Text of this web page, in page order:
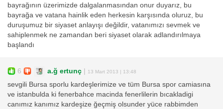
bayrağının üzerimizde dalgalanmasından onur duyarız, bu
bayrağa ve vatana hainlik eden herkesin karşısında oluruz, bu
duruşumuz bir siyaset anlayışı değildir, vatanımızı sevmek ve
sahiplenmek ne zamandan beri siyaset olarak adlandırılmaya
başlandı
6 a.ğ ertunç 13 Mart 2013 | 13:48
sevgili Bursa sporlu kardeşlerimize ve tüm Bursa spor camiasına
ve istanbulda ki fenerbahce macinda fenerlilerin bıcakladigi
canımız kanımız kardeşize ğeçmiş olsunder yüce rabbimden